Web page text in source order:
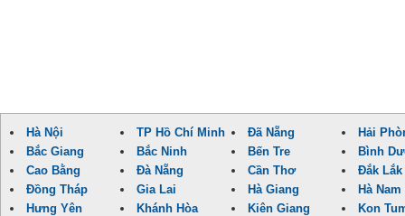
Hà Nội TP Hồ Chí Minh Đã Nẵng
Hải
Bắc Giang
Bắc Ninh Bến Tre
Bình
Cao Bằng
Đà Nẵng Cần Thơ
Đắk Lắk
Đồng Tháp
Gia Lai Hà Giang
Hà Nam
Hưng Yên
Khánh Hòa Kiên Giang
Kon